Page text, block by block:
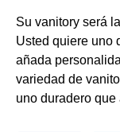
Su vanitory será
Usted quiere uno
añada
variedad de
uno duradero que